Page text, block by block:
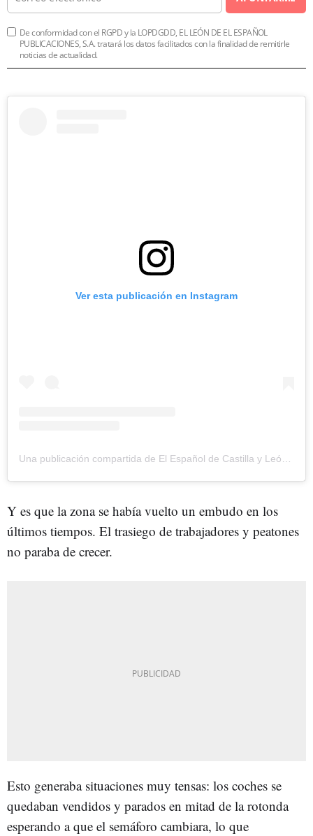
De conformidad con el RGPD y la LOPDGDD, EL LEÓN DE EL ESPAÑOL
PUBLICACIONES, S.A. tratará los datos facilitados con la finalidad de remitirle
noticias de actualidad.
Ver esta publicación en Instagram
Y es que la zona se había vuelto un embudo en los
últimos tiempos. El trasiego de trabajadores y peatones
no paraba de crecer.
Esto generaba situaciones muy tensas: los coches se
quedaban vendidos y parados en mitad de la rotonda
esperando a que el semáforo cambiara, lo que